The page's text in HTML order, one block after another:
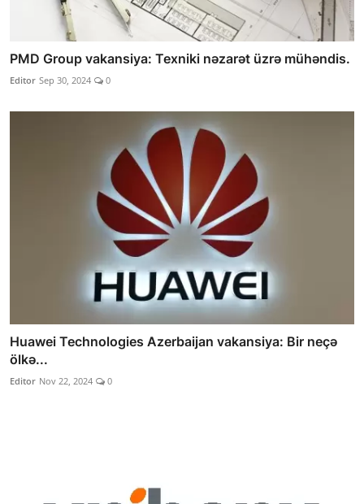
PMD Group vakansiya: Texniki nəzarət üzrə mühəndis.
Editor Sep 30, 2024 0
Huawei Technologies Azerbaijan vakansiya: Bir neçə
ölkə...
Editor Nov 22, 2024 0